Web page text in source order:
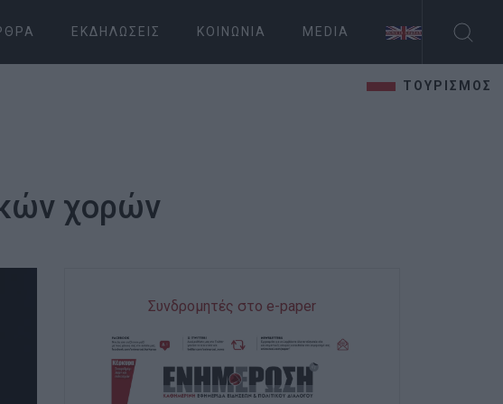
ΕΚΔΗΛΏΣΕΙΣ ΚΟΙΝΩΝΊΑ MEDIA
ΤΟΥΡΙΣΜΟΣ
χορών
Συνδρομητές στο e-paper